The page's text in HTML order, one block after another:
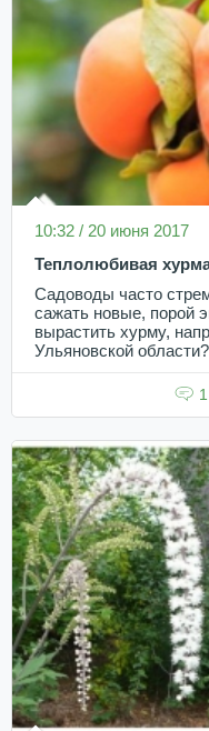
10:32 / 20 июня 2017
Теплолюбивая
Садоводы часто
сажать новые, порой
вырастить хурму,
Ульяновской области?
1